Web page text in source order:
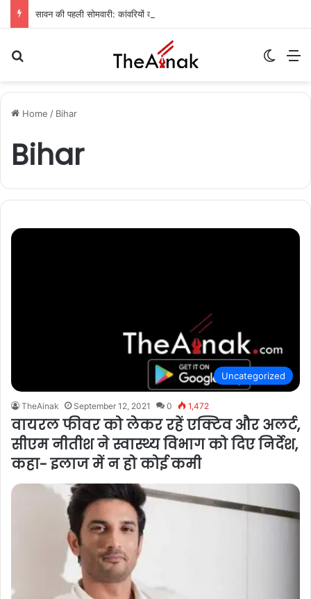
Home / Bihar
Bihar
Uncategorized
TheAinak September 12, 2021 0 1,472
वायरल फीवर को लेकर रहें एक्टिव और अलर्ट,
सीएम नीतीश ने स्वास्थ्य विभाग को दिए निर्देश,
कहा- इलाज में न हो कोई कमी